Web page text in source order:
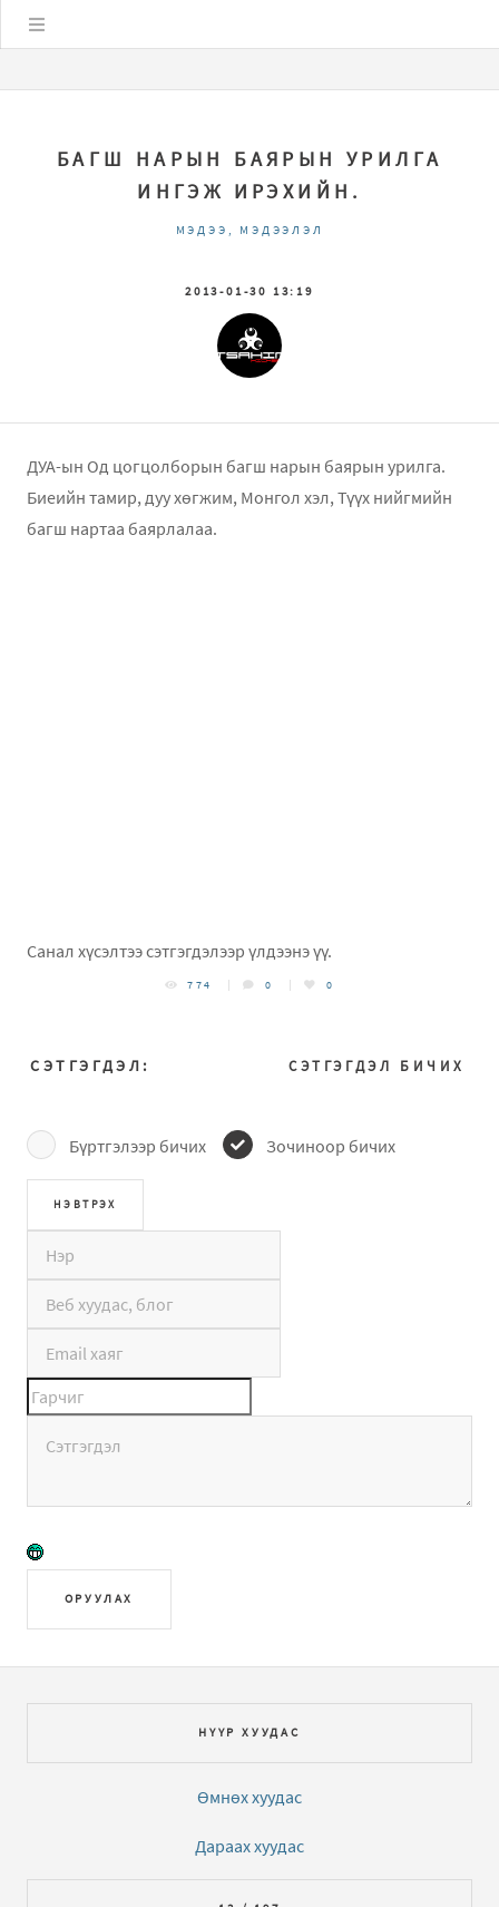
БАГШ НАРЫН БАЯРЫН УРИЛГА
ИНГЭЖ ИРЭХИЙН.
МЭДЭЭ, МЭДЭЭЛЭЛ
2013-01-30 13:19
ДУА-ын Од цогцолборын багш нарын баярын урилга.
Биеийн тамир, дуу хөгжим, Монгол хэл, Түүх нийгмийн
багш нартаа баярлалаа.
Санал хүсэлтээ сэтгэгдэлээр үлдээнэ үү.
774 0 0
СЭТГЭГДЭЛ БИЧИХ
СЭТГЭГДЭЛ:
Бүртгэлээр бичих Зочиноор бичих
ОРУУЛАХ
НҮҮР ХУУДАС
Өмнөх хуудас
Дараах хуудас